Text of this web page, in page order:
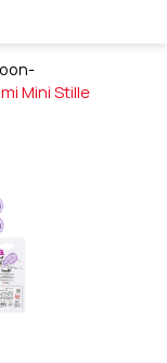
Mini Stille